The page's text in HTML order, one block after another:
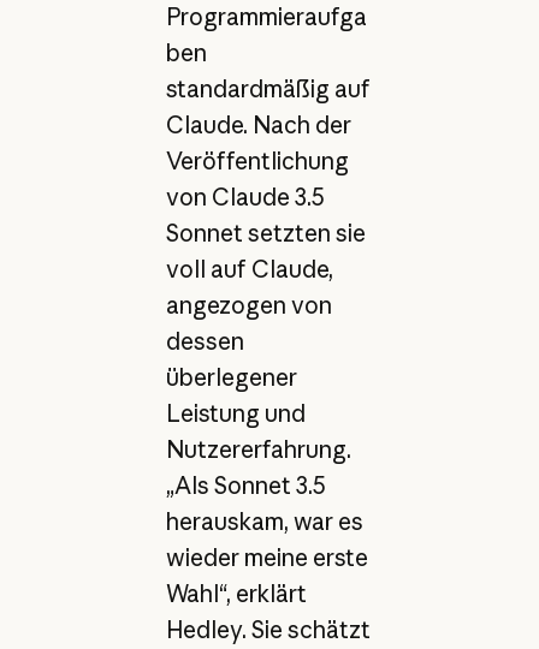
Programmieraufga
ben
standardmäßig auf
Claude. Nach der
Veröffentlichung
von Claude 3.5
Sonnet setzten sie
voll auf Claude,
angezogen von
dessen
überlegener
Leistung und
Nutzererfahrung.
„Als Sonnet 3.5
herauskam, war es
wieder meine erste
Wahl“, erklärt
Hedley. Sie schätzt